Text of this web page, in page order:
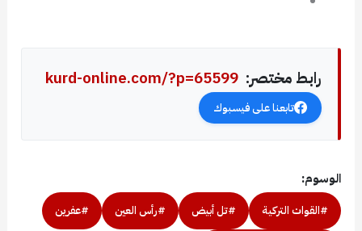
رابط مختصر: kurd-online.com/?p=65599
تابعنا على فيسبوك
الوسوم:
#القوات التركية #تل أبيض #رأس العين #عفرين